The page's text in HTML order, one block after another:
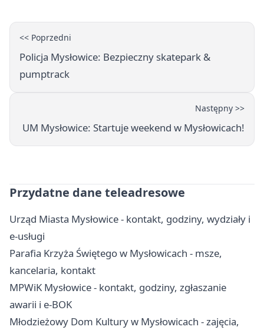
<< Poprzedni
Policja Mysłowice: Bezpieczny skatepark &
pumptrack
Następny >>
UM Mysłowice: Startuje weekend w Mysłowicach!
Przydatne dane teleadresowe
Urząd Miasta Mysłowice - kontakt, godziny, wydziały i
e-usługi
Parafia Krzyża Świętego w Mysłowicach - msze,
kancelaria, kontakt
MPWiK Mysłowice - kontakt, godziny, zgłaszanie
awarii i e-BOK
Młodzieżowy Dom Kultury w Mysłowicach - zajęcia,